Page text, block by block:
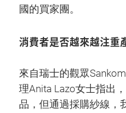
國的買家團。
消費者是否越來越注重
來自瑞士的觀眾
理Anita Lazo女士指出
品，但通過採購紗線，